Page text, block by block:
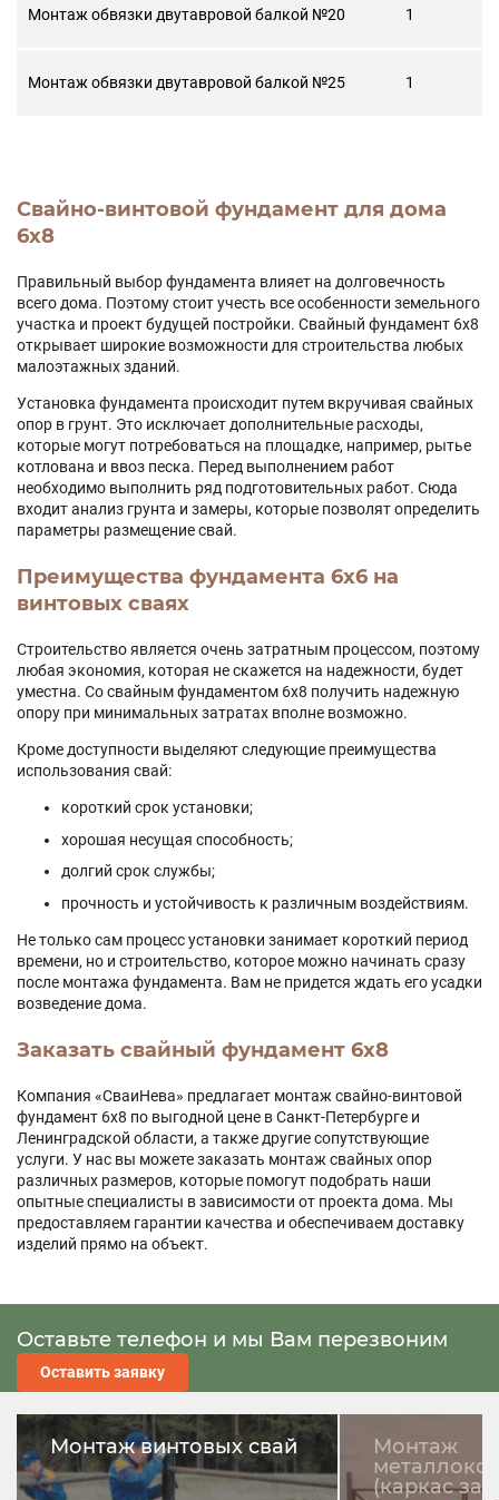
Монтаж обвязки двутавровой балкой №20 1
Монтаж обвязки двутавровой балкой №25 1
Свайно-винтовой фундамент для дома
6х8
Правильный выбор фундамента влияет на долговечность
всего дома. Поэтому стоит учесть все особенности земельного
участка и проект будущей постройки. Свайный фундамент 6x8
открывает широкие возможности для строительства любых
малоэтажных зданий.
Установка фундамента происходит путем вкручивая свайных
опор в грунт. Это исключает дополнительные расходы,
которые могут потребоваться на площадке, например, рытье
котлована и ввоз песка. Перед выполнением работ
необходимо выполнить ряд подготовительных работ. Сюда
входит анализ грунта и замеры, которые позволят определить
параметры размещение свай.
Преимущества фундамента 6х6 на
винтовых сваях
Строительство является очень затратным процессом, поэтому
любая экономия, которая не скажется на надежности, будет
уместна. Со свайным фундаментом 6x8 получить надежную
опору при минимальных затратах вполне возможно.
Кроме доступности выделяют следующие преимущества
использования свай:
короткий срок установки;
хорошая несущая способность;
долгий срок службы;
прочность и устойчивость к различным воздействиям.
Не только сам процесс установки занимает короткий период
времени, но и строительство, которое можно начинать сразу
после монтажа фундамента. Вам не придется ждать его усадки
возведение дома.
Заказать свайный фундамент 6x8
Компания «СваиНева» предлагает монтаж свайно-винтовой
фундамент 6х8 по выгодной цене в Санкт-Петербурге и
Ленинградской области, а также другие сопутствующие
услуги. У нас вы можете заказать монтаж свайных опор
различных размеров, которые помогут подобрать наши
опытные специалисты в зависимости от проекта дома. Мы
предоставляем гарантии качества и обеспечиваем доставку
изделий прямо на объект.
Оставьте телефон и мы Вам перезвоним
Оставить заявку
Монтаж винтовых свай
Монтаж
(каркас